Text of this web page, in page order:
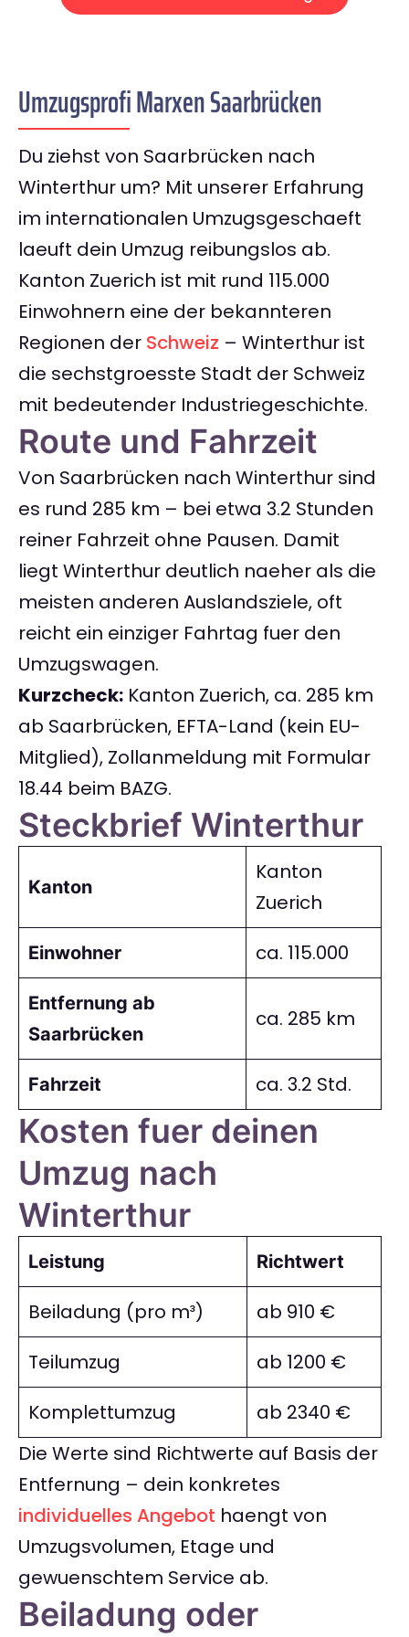
Umzugsprofi Marxen Saarbrücken
Du ziehst von Saarbrücken nach
Winterthur um? Mit unserer Erfahrung
im internationalen Umzugsgeschaeft
laeuft dein Umzug reibungslos ab.
Kanton Zuerich ist mit rund 115.000
Einwohnern eine der bekannteren
Regionen der Schweiz – Winterthur ist
die sechstgroesste Stadt der Schweiz
mit bedeutender Industriegeschichte.
Route und Fahrzeit
Von Saarbrücken nach Winterthur sind
es rund 285 km – bei etwa 3.2 Stunden
reiner Fahrzeit ohne Pausen. Damit
liegt Winterthur deutlich naeher als die
meisten anderen Auslandsziele, oft
reicht ein einziger Fahrtag fuer den
Umzugswagen.
Kurzcheck: Kanton Zuerich, ca. 285 km
ab Saarbrücken, EFTA-Land (kein EU-
Mitglied), Zollanmeldung mit Formular
18.44 beim BAZG.
Steckbrief Winterthur
Kanton
Kanton
Zuerich
Einwohner ca. 115.000
Entfernung ab
Saarbrücken
ca. 285 km
Fahrzeit ca. 3.2 Std.
Kosten fuer deinen
Umzug nach
Winterthur
Leistung Richtwert
Beiladung (pro m³)
ab 910 €
Teilumzug
ab 1200 €
Komplettumzug
ab 2340 €
Die Werte sind Richtwerte auf Basis der
Entfernung – dein konkretes
individuelles Angebot haengt von
Umzugsvolumen, Etage und
gewuenschtem Service ab.
Beiladung oder